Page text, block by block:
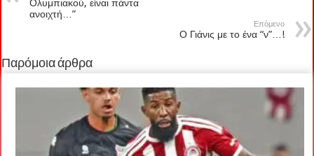
Ολυμπιακού, είναι πάντα
ανοιχτή…”
Επόμενο
Ο Γιάνις με το ένα “ν”…!
Παρόμοια άρθρα